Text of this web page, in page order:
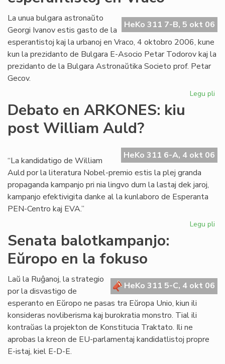
HeKo 311 7-B, 5 okt 06
La unua bulgara astronaŭto
Georgi Ivanov estis gasto de la
esperantistoj kaj la urbanoj en Vraco, 4 oktobro 2006, kune
kun la prezidanto de Bulgara E-Asocio Petar Todorov kaj la
prezidanto de la Bulgara Astronaŭtika Societo prof. Petar
Gecov.
Legu pli
Debato en ARKONES: kiu
post William Auld?
HeKo 311 6-A, 4 okt 06
“La kandidatigo de William
Auld por la literatura Nobel-premio estis la plej granda
propaganda kampanjo pri nia lingvo dum la lastaj dek jaroj,
kampanjo efektivigita danke al la kunlaboro de Esperanta
PEN-Centro kaj EVA.”
Legu pli
Senata balotkampanjo:
Eŭropo en la fokuso
HeKo 311 5-C, 4 okt 06
Laŭ la Ruĝanoj, la strategio
por la disvastigo de
esperanto en Eŭropo ne pasas tra Eŭropa Unio, kiun ili
konsideras novliberisma kaj burokratia monstro. Tial ili
kontraŭas la projekton de Konstitucia Traktato. Ili ne
aprobas la kreon de EU-parlamentaj kandidatlistoj propre
E-istaj, kiel E-D-E.